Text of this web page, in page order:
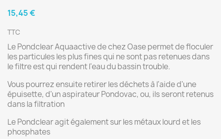
15,45 €
TTC
Le Pondclear Aquaactive de chez Oase permet de floculer
les particules les plus fines qui ne sont pas retenues dans
le filtre est qui rendent l'eau du bassin trouble.
Vous pourrez ensuite retirer les déchets à l'aide d'une
épuisette, d'un aspirateur Pondovac, ou, ils seront retenus
dans la filtration
Le Pondclear agit également sur les métaux lourd et les
phosphates